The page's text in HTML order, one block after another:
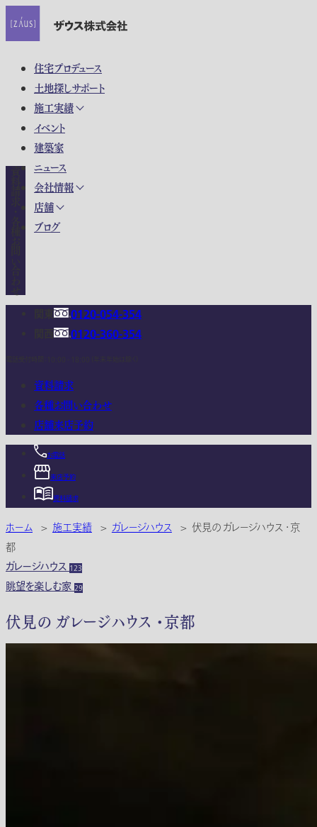
住宅プロデュース
土地探しサポート
施工実績
イベント
建築家
ニュース
会社情報
店舗
ブログ
0120-054-354
0120-360-354
資料請求
各種お問い合わせ
店舗来店予約
お電話
来店予約
資料請求
ホーム > 施工実績 > ガレージハウス > 伏見の ガレージハウス ・京
都
ガレージハウス123
眺望を楽しむ家29
伏見の ガレージハウス ・京都